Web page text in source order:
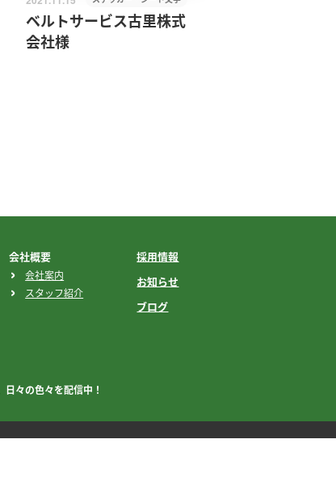
ベルトサービス古里株式
会社様
会社概要
会社案内
スタッフ紹介
採用情報
お知らせ
ブログ
日々の色々を配信中！